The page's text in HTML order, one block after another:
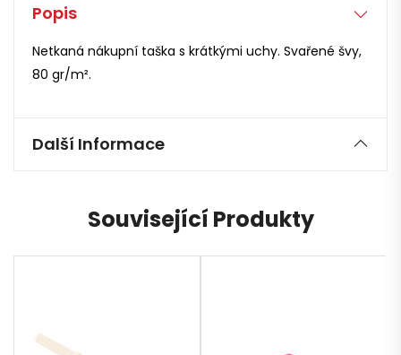
Popis
Netkaná nákupní taška s krátkými uchy. Svařené švy,
80 gr/m².
Další Informace
Související Produkty